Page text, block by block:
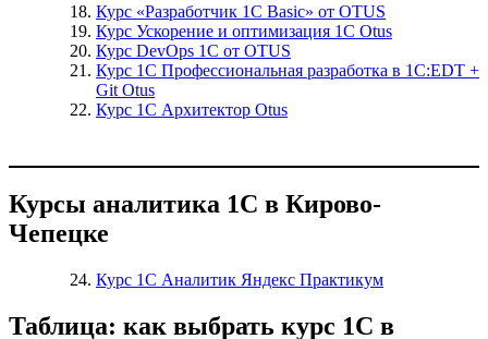
Курс «Разработчик 1С Basic» от OTUS
Курс Ускорение и оптимизация 1С Otus
Курс DevOps 1С от OTUS
Курс 1С Профессиональная разработка в 1С:EDT +
Git Otus
Курс 1С Архитектор Otus
Курсы аналитика 1С в Кирово-
Чепецке
Курс 1С Аналитик Яндекс Практикум
Таблица: как выбрать курс 1С в